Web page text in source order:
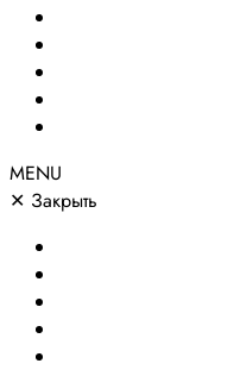
MENU
✕ Закрыть